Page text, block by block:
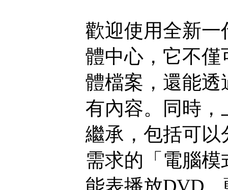
歡迎使用全新一
體中心，它不
體檔案，還能
有內容。同時，
繼承，包括可
需求的「電腦
能表播放DVD